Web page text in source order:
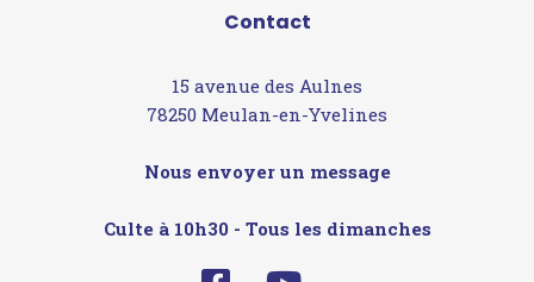
Contact
15 avenue des Aulnes
78250 Meulan-en-Yvelines
Nous envoyer un message
Culte à 10h30 - Tous les dimanches